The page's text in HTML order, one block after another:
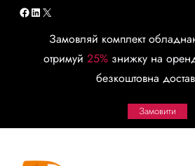
Перейти
содержимому
Facebook
LinkedIn
X
Замовляй комплект
отримуй 25% знижку на
безкоштовна
Замовити